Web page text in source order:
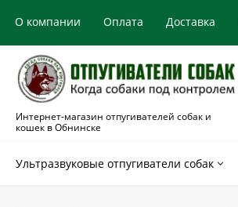
О компании Оплата Доставка
Интернет-магазин отпугивателей собак и
кошек в Обнинске
Ультразвуковые отпугиватели собак